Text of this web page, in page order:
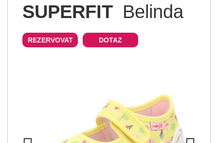
SUPERFIT Belinda
REZERVOVAT DOTAZ